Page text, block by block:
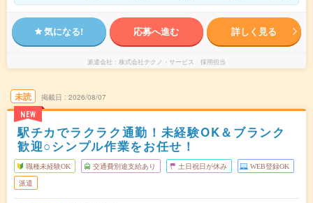
気になる! 応募へ進む 詳しく見る
派遣会社 株式会社テクノ・サービス 採用担当
未読
NEW
掲載日 2026/08/07
駅チカでラクラク通勤！未経験OK＆ブランク
歓迎○シンプル作業をお任せ！
職種未経験OK 交通費別途支給あり 土日祝日が休み WEB登録OK
派遣